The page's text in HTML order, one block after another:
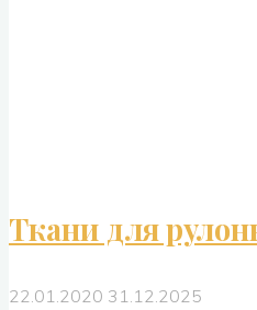
Ткани для
22.01.2020 31.12.2025